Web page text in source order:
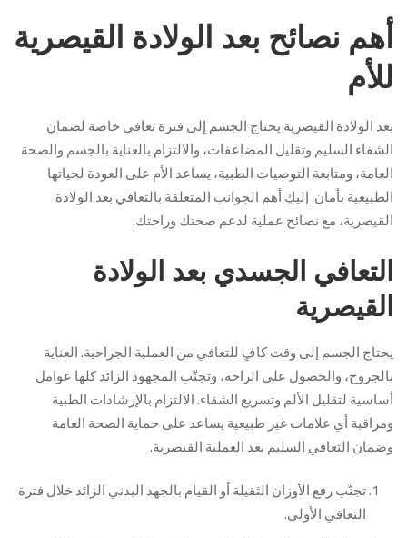
أهم نصائح بعد الولادة القيصرية
للأم
بعد الولادة القيصرية يحتاج الجسم إلى فترة تعافي خاصة لضمان
الشفاء السليم وتقليل المضاعفات، والالتزام بالعناية بالجسم والصحة
العامة، ومتابعة التوصيات الطبية، يساعد الأم على العودة لحياتها
الطبيعية بأمان. إليكِ أهم الجوانب المتعلقة بالتعافي بعد الولادة
القيصرية، مع نصائح عملية لدعم صحتك وراحتك.
التعافي الجسدي بعد الولادة
القيصرية
يحتاج الجسم إلى وقت كافٍ للتعافي من العملية الجراحية. العناية
بالجروح، والحصول على الراحة، وتجنّب المجهود الزائد كلها عوامل
أساسية لتقليل الألم وتسريع الشفاء. الالتزام بالإرشادات الطبية
ومراقبة أي علامات غير طبيعية يساعد على حماية الصحة العامة
وضمان التعافي السليم بعد العملية القيصرية.
تجنّب رفع الأوزان الثقيلة أو القيام بالجهد البدني الزائد خلال فترة
التعافي الأولى.